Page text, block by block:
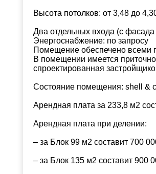
Высота потолков: от 3,48 до
Два отдельных входа (с
Энергоснабжение: по запросу
Помещение обеспечено всеми
В помещении имеется
спроектированная
Состояние помещения: shell &
Арендная плата за 233,8 м2
Арендная плата при делении:
– за Блок 99 м2 составит 700
– за Блок 135 м2 составит 900